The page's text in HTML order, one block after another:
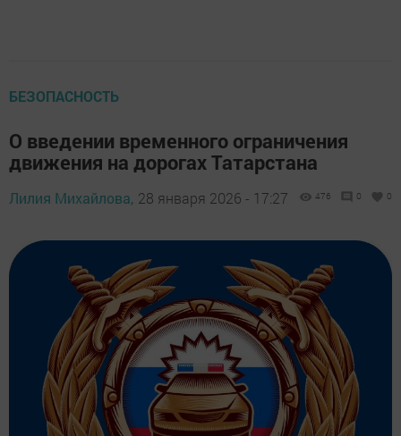
БЕЗОПАСНОСТЬ
О введении временного ограничения
движения на дорогах Татарстана
Лилия Михайлова, 28 января 2026 - 17:27 476 0 0